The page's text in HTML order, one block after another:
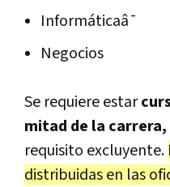
Informáticaâ¯
Negocios
Se requiere estar
mitad de la carrera,
requisito excluyente.
distribuidas en las